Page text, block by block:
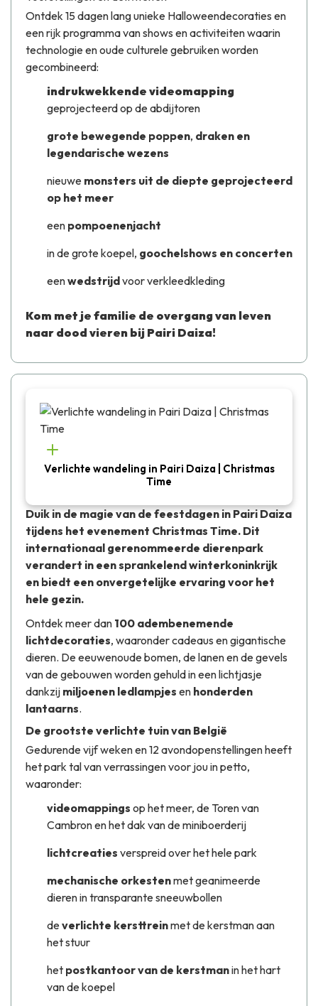
Ontdek 15 dagen lang unieke Halloweendecoraties en
een rijk programma van shows en activiteiten waarin
technologie en oude culturele gebruiken worden
gecombineerd:
indrukwekkende videomapping
geprojecteerd op de abdijtoren
grote bewegende poppen, draken en
legendarische wezens
nieuwe monsters uit de diepte geprojecteerd
op het meer
een pompoenenjacht
in de grote koepel, goochelshows en concerten
eenwedstrijdvoor verkleedkleding
Kom met je familie de overgang van leven
naar dood vieren bij Pairi Daiza!
Verlichte wandeling in Pairi Daiza | Christmas
Time
Duik in de magie van de feestdagen in Pairi Daiza
tijdens het evenement Christmas Time. Dit
internationaal gerenommeerde dierenpark
verandert in een sprankelend winterkoninkrijk
en biedt een onvergetelijke ervaring voor het
hele gezin.
Ontdek meer dan 100 adembenemende
lichtdecoraties, waaronder cadeaus en gigantische
dieren. De eeuwenoude bomen, de lanen en de gevels
van de gebouwen worden gehuld in een lichtjasje
dankzij miljoenen ledlampjes en honderden
lantaarns.
De grootste verlichte tuin van België
Gedurende vijf weken en 12 avondopenstellingen heeft
het park tal van verrassingen voor jou in petto,
waaronder:
videomappings op het meer, de Toren van
Cambron en het dak van de miniboerderij
lichtcreaties verspreid over het hele park
mechanische orkestenmet geanimeerde
dieren in transparante sneeuwbollen
deverlichte kersttreinmet de kerstman aan
het stuur
het postkantoor van de kerstmanin het hart
van de koepel